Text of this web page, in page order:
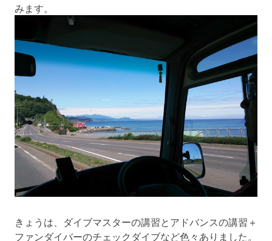
みます。
きょうは、ダイブマスターの講習とアドバンスの講習＋
ファンダイバーのチェックダイブなど色々ありました。